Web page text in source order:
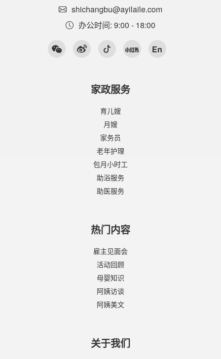
shichangbu@ayilaile.com
办公时间: 9:00 - 18:00
En
家政服务
育儿嫂
月嫂
家务员
老年护理
包月小时工
助浴服务
助医服务
热门内容
雇主见面会
活动回顾
母婴知识
阿姨访谈
阿姨美文
关于我们